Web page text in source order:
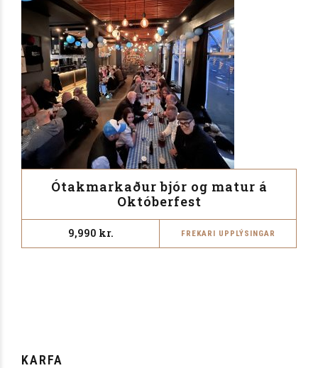
Ótakmarkaður bjór og matur á
Októberfest
9,990 kr. FREKARI UPPLÝSINGAR
KARFA